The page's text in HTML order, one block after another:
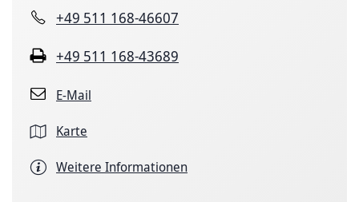
+49 511 168-46607
+49 511 168-43689
E-Mail
Karte
Weitere Informationen